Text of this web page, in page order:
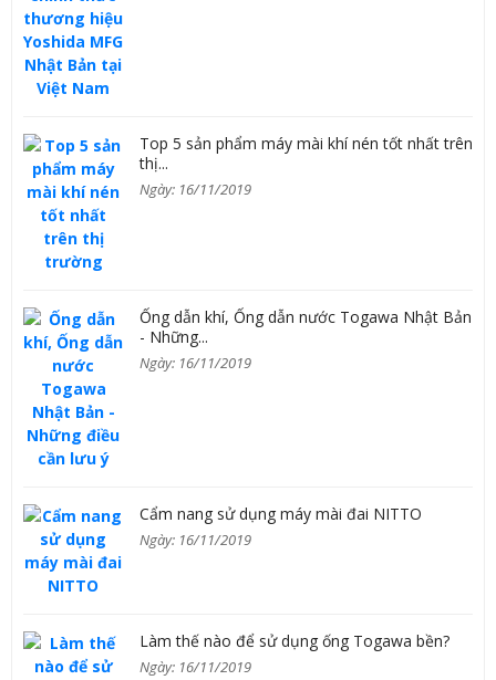
Top 5 sản phẩm máy mài khí nén tốt nhất trên
thị...
Ngày: 16/11/2019
Ống dẫn khí, Ống dẫn nước Togawa Nhật Bản
- Những...
Ngày: 16/11/2019
Cẩm nang sử dụng máy mài đai NITTO
Ngày: 16/11/2019
Làm thế nào để sử dụng ống Togawa bền?
Ngày: 16/11/2019